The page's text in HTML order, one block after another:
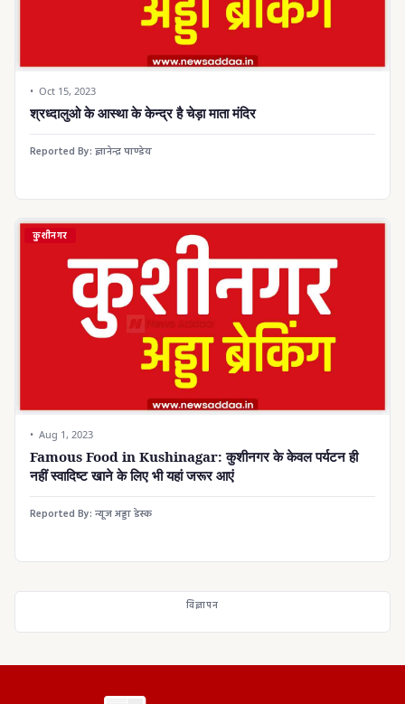
Oct 15, 2023
श्रध्दालुओ के आस्था के केन्द्र है चेड़ा माता मंदिर
Reported By: ज्ञानेन्द्र पाण्डेय
कुशीनगर
Aug 1, 2023
Famous Food in Kushinagar: कुशीनगर के केवल पर्यटन ही
नहीं स्वादिष्ट खाने के लिए भी यहां जरूर आएं
Reported By: न्यूज अड्डा डेस्क
विज्ञापन